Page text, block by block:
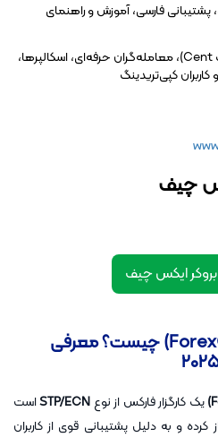
فارسی، آموزش و راهنمای
مناسب برای: تازه‌کارها (با حساب Cent)، معامله‌گران حرفه‌ای، اسکالپرها،
چیف
بروکر ایکس چیف
بروکر ایکس چیف (ForexChief) چیست؟ معرفی
یک کارگزار فارکس از نوع STP/ECNاست
کرده و به دلیل پشتیبانی قوی از کاربران